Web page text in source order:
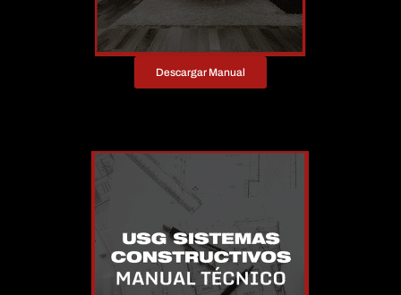
Descargar Manual